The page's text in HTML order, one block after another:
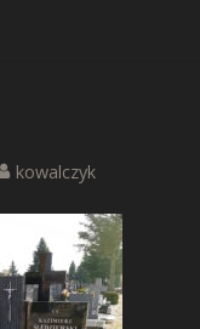
kowalczyk